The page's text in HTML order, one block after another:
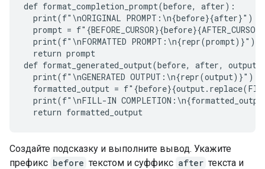
def format_completion_prompt(before, after):
  print(f"\nORIGINAL PROMPT:\n{before}{after}")
prompt =
  print(f"\nFORMATTED PROMPT:\n{repr(prompt)}")
  return prompt
def format_generated_output(before, after,
  print(f"\nGENERATED OUTPUT:\n{repr(output)}")
formatted_output =
print(f"\nFILL-IN
Создайте подсказку и выполните вывод. Укажите
префикс before текстом и суффикс after текста и